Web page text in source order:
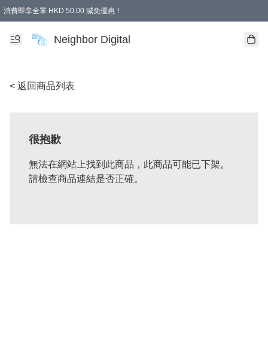
消費即享全單 HKD 50.00 減免優惠！
Neighbor Digital
< 返回商品列表
很抱歉
無法在網站上找到此商品，此商品可能已下架。
請檢查商品連結是否正確。